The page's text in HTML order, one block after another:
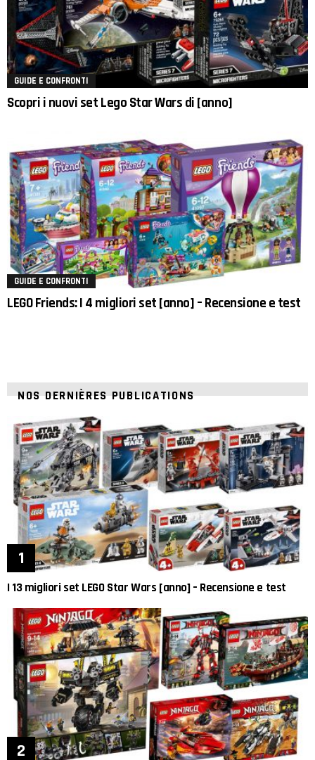
GUIDE E CONFRONTI
Scopri i nuovi set Lego Star Wars di [anno]
GUIDE E CONFRONTI
LEGO Friends: I 4 migliori set [anno] – Recensione e test
NOS DERNIÈRES PUBLICATIONS
I 13 migliori set LEGO Star Wars [anno] – Recensione e test